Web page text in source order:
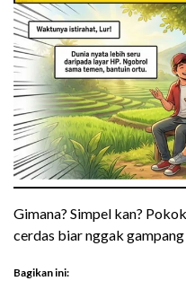
Gimana? Simpel kan?
cerdas biar nggak
Bagikan ini: